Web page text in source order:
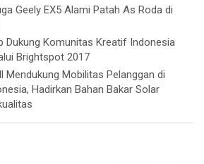
Geely EX5 Alami Patah As Roda di
Dukung Komunitas Kreatif Indonesia
Brightspot 2017
Mendukung Mobilitas Pelanggan di
Hadirkan Bahan Bakar Solar